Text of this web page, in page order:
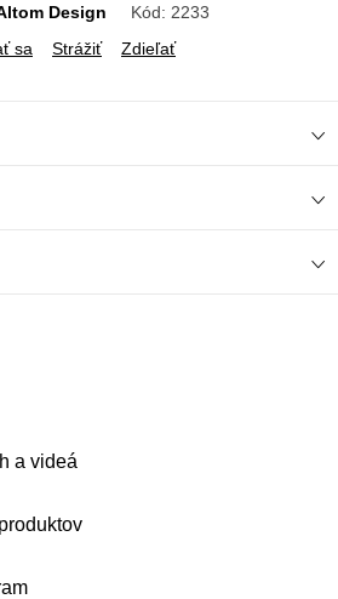
Design Kód: 2233
sa
Strážiť Zdieľať
a videá